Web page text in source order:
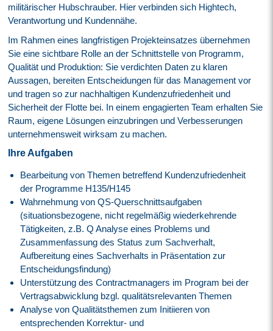
militärischer Hubschrauber. Hier verbinden sich Hightech,
Verantwortung und Kundennähe.
Im Rahmen eines langfristigen Projekteinsatzes übernehmen
Sie eine sichtbare Rolle an der Schnittstelle von Programm,
Qualität und Produktion: Sie verdichten Daten zu klaren
Aussagen, bereiten Entscheidungen für das Management vor
und tragen so zur nachhaltigen Kundenzufriedenheit und
Sicherheit der Flotte bei. In einem engagierten Team erhalten Sie
Raum, eigene Lösungen einzubringen und Verbesserungen
unternehmensweit wirksam zu machen.
Ihre Aufgaben
Bearbeitung von Themen betreffend Kundenzufriedenheit
der Programme H135/H145
Wahrnehmung von QS-Querschnittsaufgaben
(situationsbezogene, nicht regelmäßig wiederkehrende
Tätigkeiten, z.B. Q Analyse eines Problems und
Zusammenfassung des Status zum Sachverhalt,
Aufbereitung eines Sachverhalts in Präsentation zur
Entscheidungsfindung)
Unterstützung des Contractmanagers im Program bei der
Vertragsabwicklung bzgl. qualitätsrelevanten Themen
Analyse von Qualitätsthemen zum Initiieren von
entsprechenden Korrektur- und